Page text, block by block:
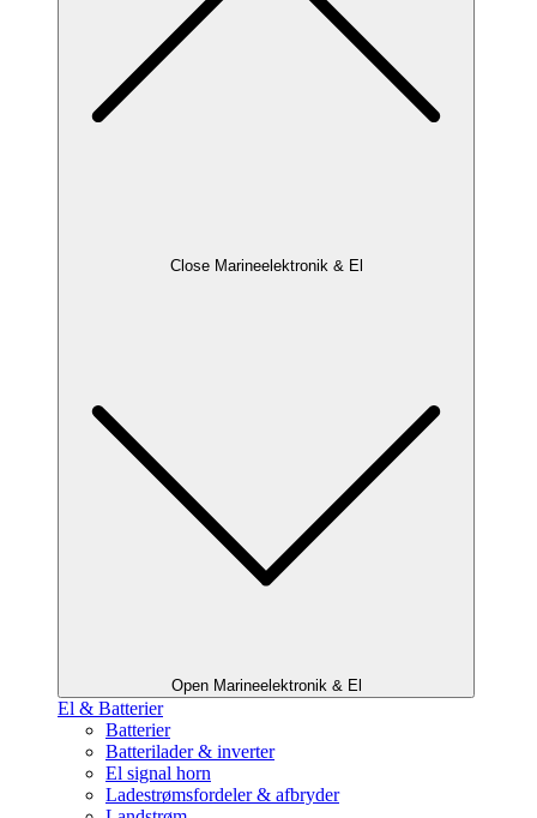
Close Marineelektronik & El
Open Marineelektronik & El
El & Batterier
Batterier
Batterilader & inverter
El signal horn
Ladestrømsfordeler & afbryder